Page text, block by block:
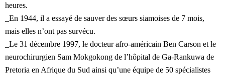
heures.
_En 1944, il a essayé de sauver des sœurs siamoises de 7 mois,
mais elles n’ont pas survécu.
_Le 31 décembre 1997, le docteur afro-américain Ben Carson et le
neurochirurgien Sam Mokgokong de l’hôpital de Ga-Rankuwa de
Pretoria en Afrique du Sud ainsi qu’une équipe de 50 spécialistes